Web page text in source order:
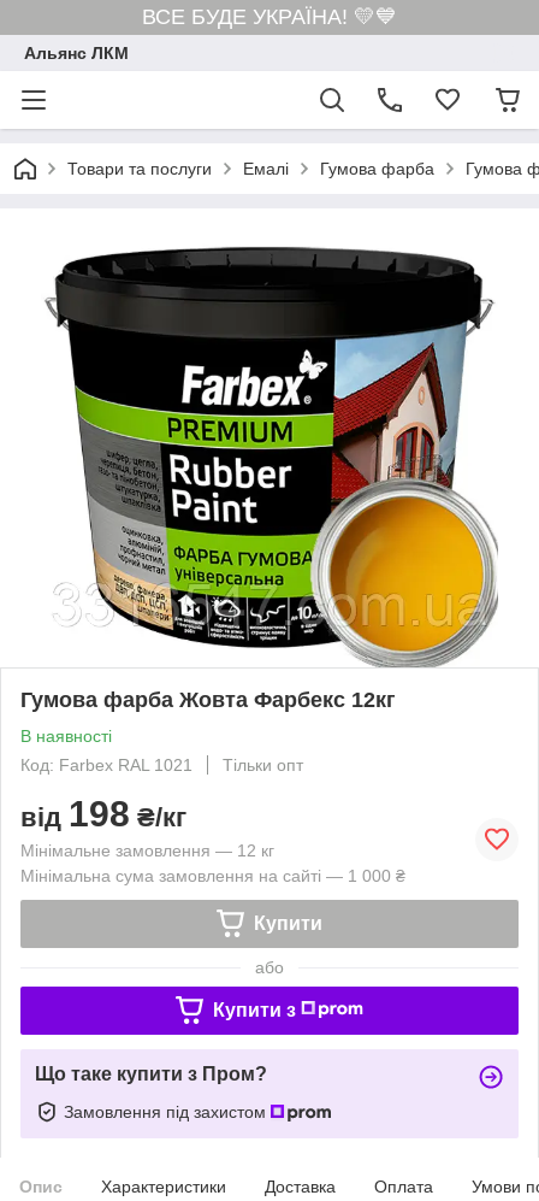
ВСЕ БУДЕ УКРАЇНА! 💛💙
Альянс ЛКМ
Товари та послуги Емалі Гумова фарба Гумова
Гумова фарба Жовта Фарбекс 12кг
В наявності
Код: Farbex RAL 1021
Тільки опт
від 198 ₴/кг
Мінімальне замовлення — 12 кг
Мінімальна сума замовлення на сайті — 1 000 ₴
Купити
або
Купити з
Що таке купити з Пром?
Замовлення під захистом
Опис Характеристики Доставка Оплата Умови